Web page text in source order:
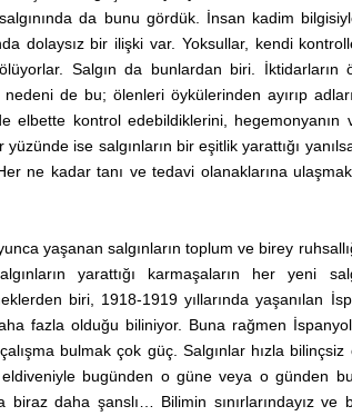
da bunu gördük. İnsan kadim
dolaysız bir ilişki var. Yoksullar, kendi
Salgın da bunlardan biri. İktidarların
de bu; ölenleri öykülerinden ayırıp
elbette kontrol edebildiklerini, hegemonyanın
ise salgınların bir eşitlik yarattığı
ne kadar tanı ve tedavi olanaklarına
yaşanan salgınların toplum ve birey
yarattığı karmaşaların her yeni
biri, 1918-1919 yıllarında yaşanılan
fazla olduğu biliniyor. Buna rağmen
bulmak çok güç. Salgınlar hızla bilinçsiz
eldiveniyle bugünden o güne veya o günden
biraz daha şanslı… Bilimin sınırlarındayız ve